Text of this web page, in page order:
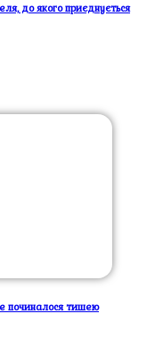
до якого приєднується
починалося тишею